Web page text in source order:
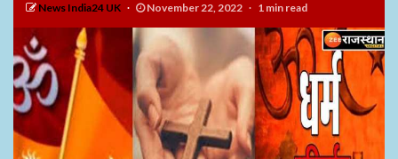
News India24 UK November 22, 2022 1 min read